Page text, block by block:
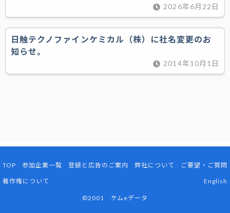
2026年6月22日
日触テクノファインケミカル（株）に社名変更のお
知らせ。
2014年10月1日
TOP 参加企業一覧 登録と広告のご案内 弊社について ご要望・ご質問
著作権について English
©2001 ケムeデータ